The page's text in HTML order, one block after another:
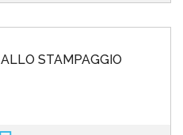
STAMPAGGIO